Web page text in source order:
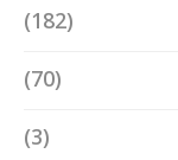
(182)
(70)
(3)